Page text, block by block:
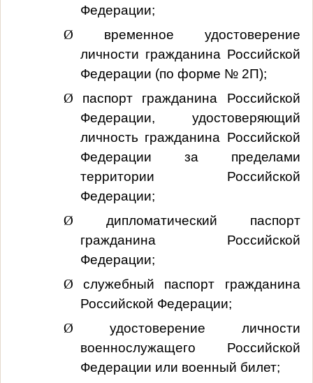
Федерации;
Ø
временное удостоверение
личности гражданина Российской
Федерации (по форме № 2П);
Ø
паспорт гражданина Российской
Федерации, удостоверяющий
личность гражданина Российской
Федерации за пределами
территории Российской
Федерации;
Ø
дипломатический паспорт
гражданина Российской
Федерации;
Ø
служебный паспорт гражданина
Российской Федерации;
Ø
удостоверение личности
военнослужащего Российской
Федерации или военный билет;